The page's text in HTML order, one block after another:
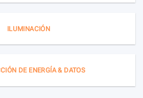
ILUMINACIÓN
DE ENERGÍA & DATOS